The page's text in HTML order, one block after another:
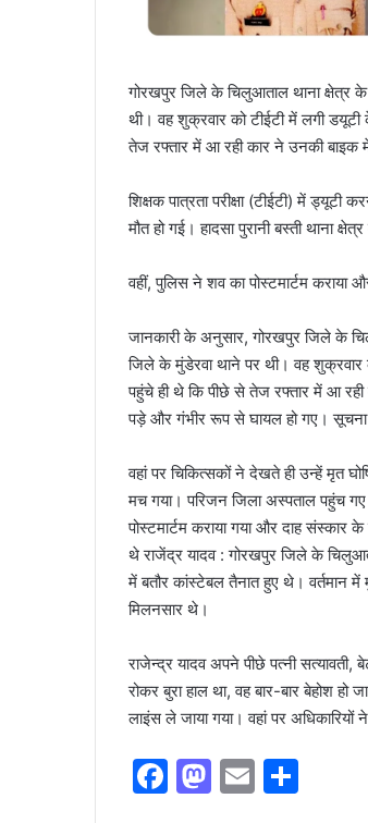
गोरखपुर जिले के चिलुआताल थाना क्षेत्र
थी। वह शुक्रवार को टीईटी में लगी
तेज रफ्तार में आ रही कार ने उनकी बाइक
शिक्षक पात्रता परीक्षा (टीईटी) में
मौत हो गई। हादसा पुरानी बस्ती थाना
वहीं, पुलिस ने शव का पोस्टमार्टम
जानकारी के अनुसार, गोरखपुर जिले के
जिले के मुंडेरवा थाने पर थी। वह
पहुंचे ही थे कि पीछे से तेज रफ्तार में आ
पड़े और गंभीर रूप से घायल हो गए।
वहां पर चिकित्सकों ने देखते ही उन्हें मृत
मच गया। परिजन जिला अस्पताल पहुंच
पोस्टमार्टम कराया गया और दाह
थे राजेंद्र यादव : गोरखपुर जिले के
में बतौर कांस्टेबल तैनात हुए थे। वर्तमान में
मिलनसार थे।
राजेन्द्र यादव अपने पीछे पत्नी
रोकर बुरा हाल था, वह बार-बार बेहोश हो
लाइंस ले जाया गया। वहां पर
F
M E